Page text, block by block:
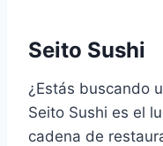
Seito Sushi
¿Estás buscando
Seito Sushi es el
cadena de